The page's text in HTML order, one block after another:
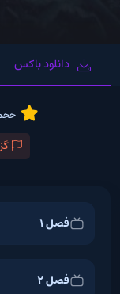
دانلود باکس
فصل 1
فصل 2